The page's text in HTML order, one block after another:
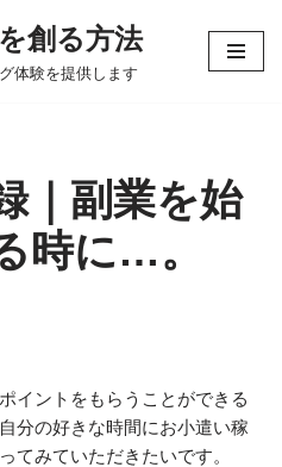
創る方法
体験を提供します
｜副業を始
時に…。
イントをもらうことができる
分の好きな時間にお小遣い稼
てみていただきたいです。